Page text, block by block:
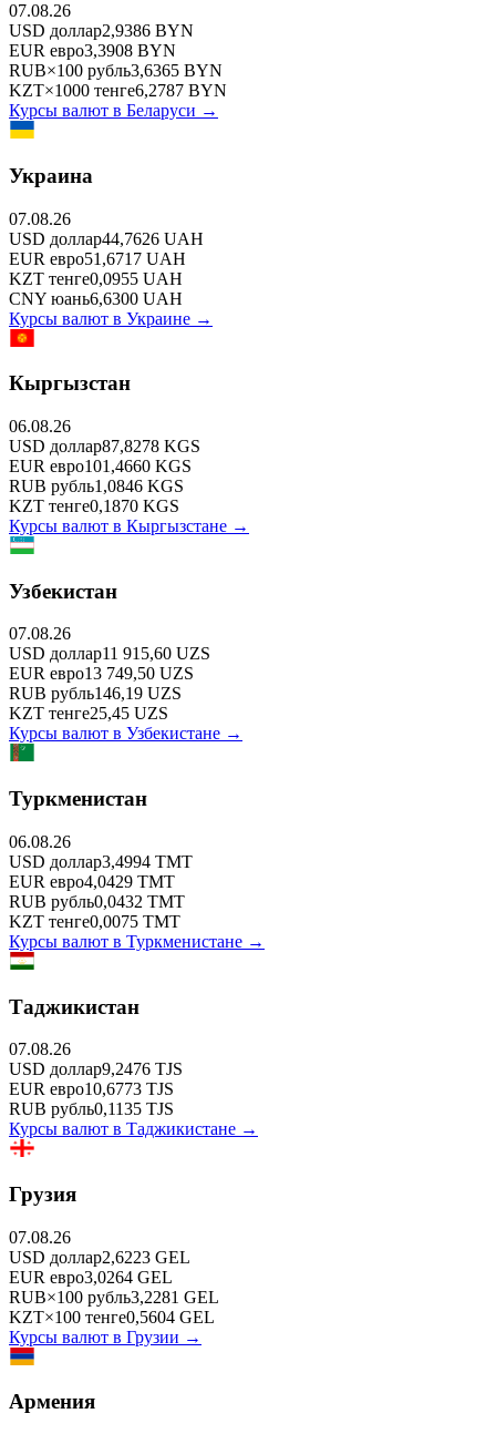
07.08.26
USD доллар2,9386 BYN
EUR евро3,3908 BYN
RUB×100 рубль3,6365 BYN
KZT×1000 тенге6,2787 BYN
Курсы валют в Беларуси →
Украина
07.08.26
USD доллар44,7626 UAH
EUR евро51,6717 UAH
KZT тенге0,0955 UAH
CNY юань6,6300 UAH
Курсы валют в Украине →
Кыргызстан
06.08.26
USD доллар87,8278 KGS
EUR евро101,4660 KGS
RUB рубль1,0846 KGS
KZT тенге0,1870 KGS
Курсы валют в Кыргызстане →
Узбекистан
07.08.26
USD доллар11 915,60 UZS
EUR евро13 749,50 UZS
RUB рубль146,19 UZS
KZT тенге25,45 UZS
Курсы валют в Узбекистане →
Туркменистан
06.08.26
USD доллар3,4994 TMT
EUR евро4,0429 TMT
RUB рубль0,0432 TMT
KZT тенге0,0075 TMT
Курсы валют в Туркменистане →
Таджикистан
07.08.26
USD доллар9,2476 TJS
EUR евро10,6773 TJS
RUB рубль0,1135 TJS
Курсы валют в Таджикистане →
Грузия
07.08.26
USD доллар2,6223 GEL
EUR евро3,0264 GEL
RUB×100 рубль3,2281 GEL
KZT×100 тенге0,5604 GEL
Курсы валют в Грузии →
Армения